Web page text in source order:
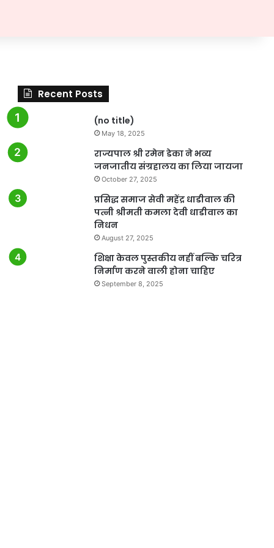
Recent Posts
(no title)
May 18, 2025
राज्यपाल श्री रमेन डेका ने भव्य
जनजातीय संग्रहालय का लिया जायजा
October 27, 2025
प्रसिद्ध समाज सेवी महेंद्र धाडीवाल की
पत्नी श्रीमती कमला देवी धाडीवाल का
निधन
August 27, 2025
शिक्षा केवल पुस्तकीय नहीं बल्कि चरित्र
निर्माण करने वाली होना चाहिए
September 8, 2025